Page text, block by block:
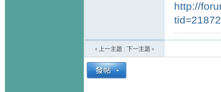
http://
‹ 上一主題 下一主題 ›